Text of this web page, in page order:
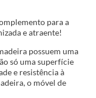
para a
e atraente!
possuem uma
só uma superfície
e resistência à
o móvel de